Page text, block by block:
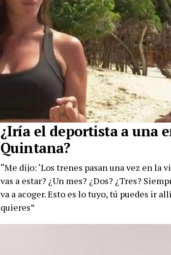
¿Iría el deportista a una
Quintana?
“Me dijo: ‘Los trenes pasan una vez en la
vas a estar? ¿Un mes? ¿Dos? ¿Tres?
va a acoger. Esto es lo tuyo, tú puedes ir
quieres”